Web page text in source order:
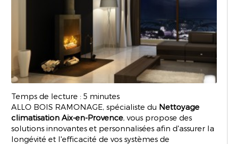
Temps de lecture : 5 minutes
ALLO BOIS RAMONAGE, spécialiste du Nettoyage
climatisation Aix-en-Provence , vous propose des
solutions innovantes et personnalisées afin d'assurer la
longévité et l'efficacité de vos systèmes de